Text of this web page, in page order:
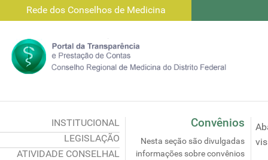
Rede dos Conselhos de Medicina
INSTITUCIONAL
LEGISLAÇÃO
ATIVIDADE CONSELHAL
Convênios
Nesta seção são divulgadas
informações sobre convênios